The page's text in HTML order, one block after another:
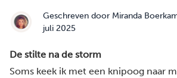
Geschreven door Miranda
juli 2025
De stilte na de storm
Soms keek ik met een knipoog naar